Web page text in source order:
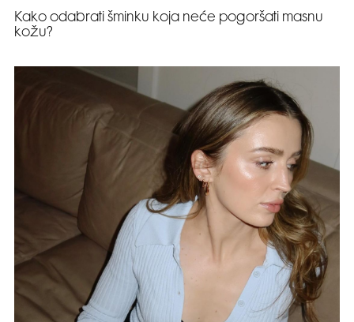
Kako odabrati šminku koja neće pogoršati masnu
kožu?